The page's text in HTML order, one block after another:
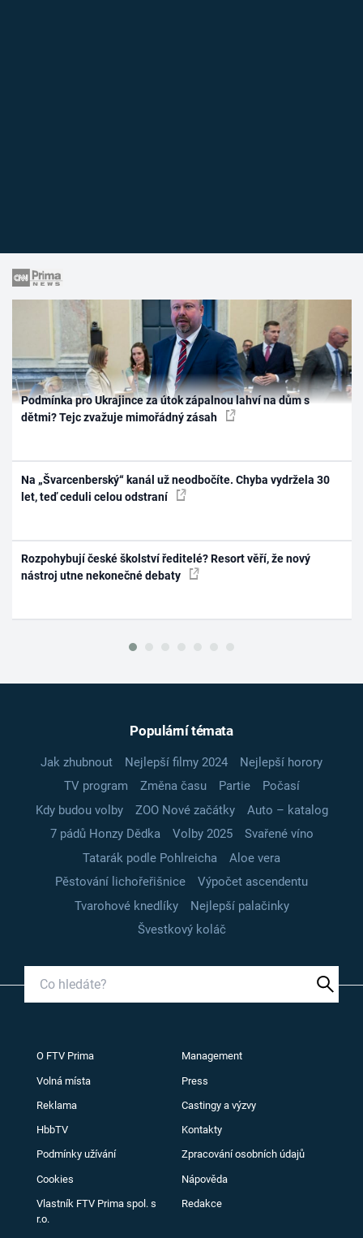
Podmínka pro Ukrajince za útok zápalnou lahví na dům s
dětmi? Tejc zvažuje mimořádný zásah
Na „Švarcenberský“ kanál už neodbočíte. Chyba vydržela 30
let, teď ceduli celou odstraní
Rozpohybují české školství ředitelé? Resort věří, že nový
nástroj utne nekonečné debaty
Populární témata
Jak zhubnout Nejlepší filmy 2024
Nejlepší horory
TV program
Změna času Partie
Počasí
Kdy budou volby
ZOO Nové začátky
Auto – katalog
7 pádů Honzy Dědka
Volby 2025
Svařené víno
Tatarák podle Pohlreicha
Aloe vera
Pěstování lichořeřišnice
Výpočet ascendentu
Tvarohové knedlíky
Nejlepší palačinky
Švestkový koláč
O FTV Prima Management
Volná místa Press
Reklama Castingy a výzvy
HbbTV Kontakty
Podmínky užívání Zpracování osobních údajů
Cookies Nápověda
Vlastník FTV Prima spol. s
r.o.
Redakce